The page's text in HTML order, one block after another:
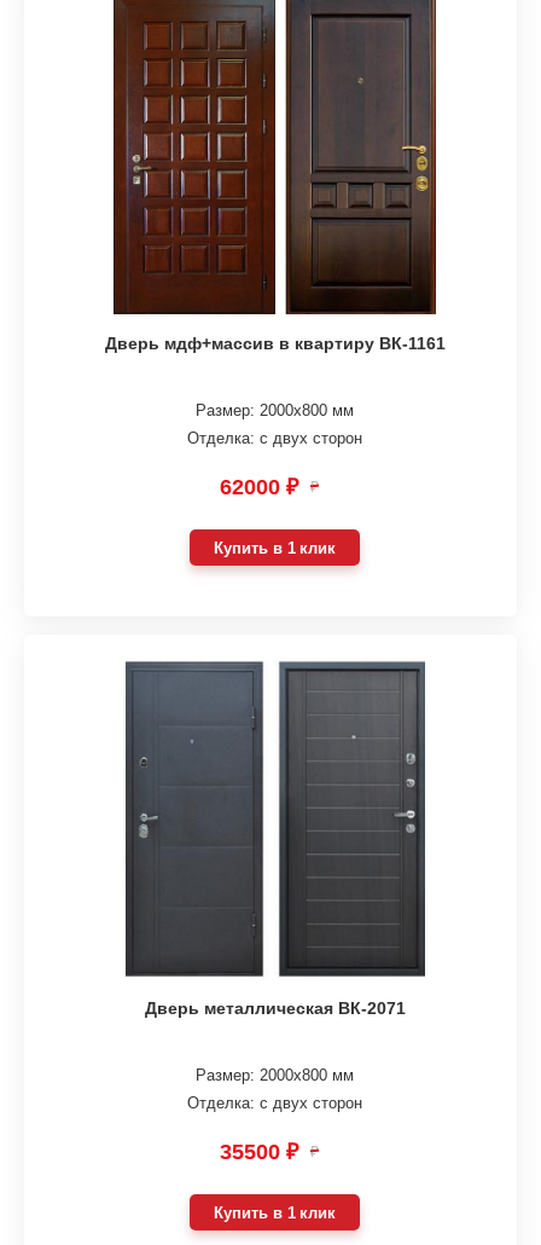
Дверь мдф+массив в квартиру ВК-1161
Размер: 2000х800 мм
Отделка: с двух сторон
62000 ₽ ₽
Купить в 1 клик
Дверь металлическая ВК-2071
Размер: 2000х800 мм
Отделка: с двух сторон
35500 ₽ ₽
Купить в 1 клик